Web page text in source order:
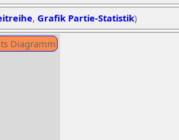
, Grafik Partie-Statistik)